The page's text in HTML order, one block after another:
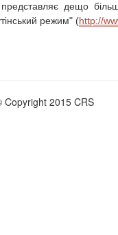
дещо
режим" (http://
2015 CRS